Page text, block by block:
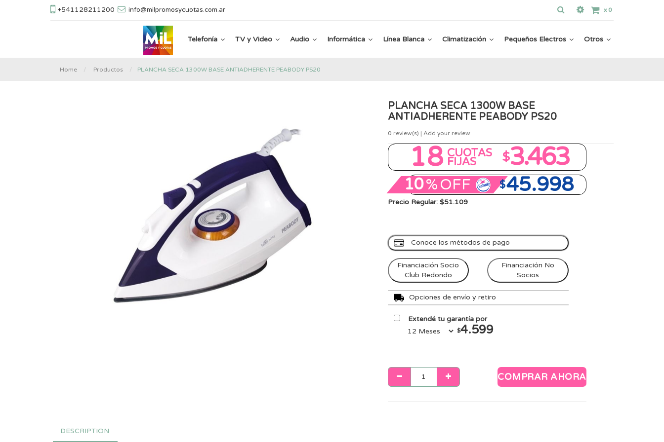
+541128211200 info@milpromosycuotas.com.ar x 0
Telefonía TV y Video Audio Informática Línea Blanca Climatización Pequeños Electros Otros
Home Productos PLANCHA SECA 1300W BASE ANTIADHERENTE PEABODY PS20
PLANCHA SECA 1300W BASE
ANTIADHERENTE PEABODY PS20
0 review(s) | Add your review
18 CUOTAS
FIJAS $3.463
10%OFF $45.998
Precio Regular: $51.109
Conoce los métodos de pago
Financiación Socio
Club Redondo
Financiación No
Socios
Opciones de envío y retiro
Extendé tu garantía por
$4.599
COMPRAR AHORA
DESCRIPTION